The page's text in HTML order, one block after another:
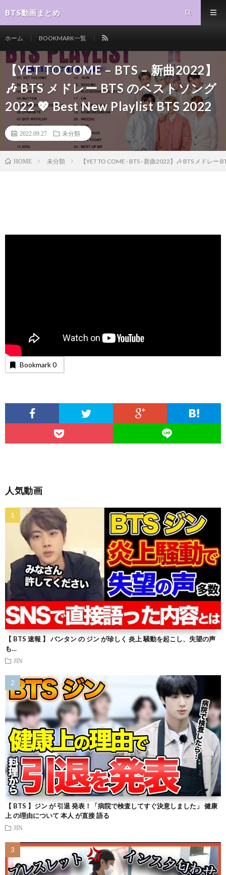
BTS動画まとめ
ホーム BOOKMARK一覧
【YET TO COME – BTS – 新曲2022】
🎶 BTS メドレー BTS のベストソング
2022 💖 Best New Playlist BTS 2022
2022.09.27 未分類
HOME 未分類 【YET TO COME - BTS - 新曲2022】🎶 BTS メドレ
Bookmark0
人気動画
【 BTS 速報 】 バンタン の ジン が珍しく 炎上 騒動を起こし、失望の声
も…
JIN
【 BTS 】ジン が 引退 発表！「病院で検査してすぐ決意しました」 健康
上 の理由について 本人 が直接 語る
JIN